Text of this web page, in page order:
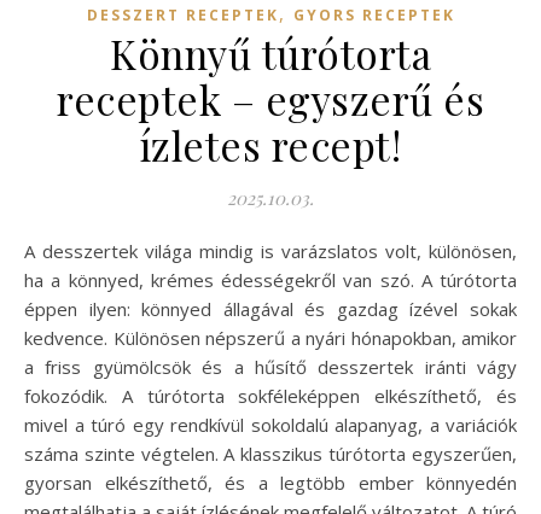
DESSZERT RECEPTEK, GYORS RECEPTEK
Könnyű túrótorta
receptek – egyszerű és
ízletes recept!
2025.10.03.
A desszertek világa mindig is varázslatos volt, különösen,
ha a könnyed, krémes édességekről van szó. A túrótorta
éppen ilyen: könnyed állagával és gazdag ízével sokak
kedvence. Különösen népszerű a nyári hónapokban, amikor
a friss gyümölcsök és a hűsítő desszertek iránti vágy
fokozódik. A túrótorta sokféleképpen elkészíthető, és
mivel a túró egy rendkívül sokoldalú alapanyag, a variációk
száma szinte végtelen. A klasszikus túrótorta egyszerűen,
gyorsan elkészíthető, és a legtöbb ember könnyedén